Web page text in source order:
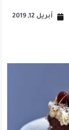
أبريل 12, 2019